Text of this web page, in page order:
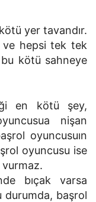
yer tavandır.
ve hepsi tek tek
kötü sahneye
en kötü şey,
nişan
oyuncusuın
oyuncusu ise
vurmaz.
bıçak varsa
durumda, başrol